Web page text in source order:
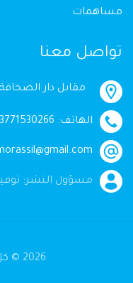
مساهمات
تواصل معنا
مقابل دار
الهاتف: 00213771530266
مسؤول النشر:
2026 © كل الحقوق محفوظة